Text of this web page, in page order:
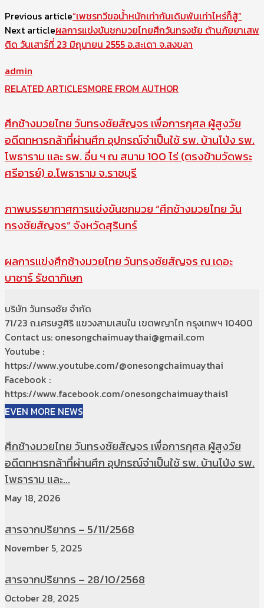
Previous article“เพชรทวีขอน้ำหนักเท่ากันเดิมพันเท่าไหร่ก็สู้”
Next articleผลการแข่งขันชกมวยไทยศึกวันทรงชัย ต้านภัยยาเสพ
ติด วันเสาร์ที่ 23 มิถุนายน 2555 อ.สะเดา จ.สงขลา
admin
RELATED ARTICLESMORE FROM AUTHOR
ศึกช้างมวยไทย วันทรงชัยสัญจร เพื่อการกุศล ผู้สูงวัย
อดีตทหารกล้าที่ผ่านศึก อุปกรณ์จำเป็นใช้ รพ. บ้านโป่ง รพ.
โพธาราม และ รพ. อื่น ฯ ณ สนาม 100 ไร่ (ตรงข้ามวัดพระ
ศรีอารย์) อ.โพธาราม จ.ราชบุรี
ภาพบรรยากาศการแข่งขันชกมวย “ศึกช้างมวยไทย วัน
ทรงชัยสัญจร” จังหวัดสุรินทร์
ผลการแข่งศึกช้างมวยไทย วันทรงชัยสัญจร ณ เดอะ
บาซาร์ รัชดาภิเษก
บริษัท วันทรงชัย จำกัด
71/23 ถ.เศรษฐศิริ แขวงสามเสนใน เขตพญาไท กรุงเทพฯ 10400
Contact us: onesongchaimuaythai@gmail.com
Youtube :
https://www.youtube.com/@onesongchaimuaythai
Facebook :
https://www.facebook.com/onesongchaimuaythais1
EVEN MORE NEWS
ศึกช้างมวยไทย วันทรงชัยสัญจร เพื่อการกุศล ผู้สูงวัย
อดีตทหารกล้าที่ผ่านศึก อุปกรณ์จำเป็นใช้ รพ. บ้านโป่ง รพ.
โพธาราม และ...
May 18, 2026
สารจากปริยากร – 5/11/2568
November 5, 2025
สารจากปริยากร – 28/10/2568
October 28, 2025